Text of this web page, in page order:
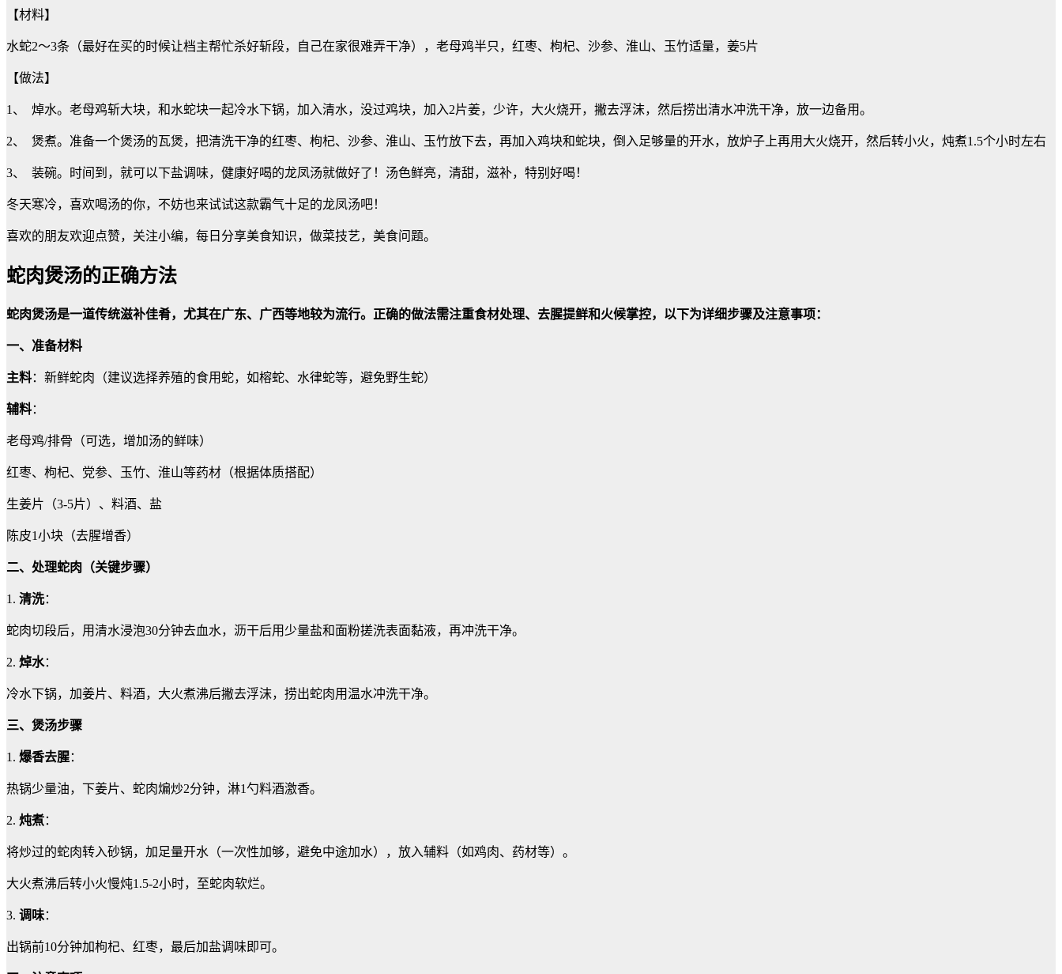
【材料】
水蛇2～3条（最好在买的时候让档主帮忙杀好斩段，自己在家很难弄干净），老母鸡半只，红枣、枸杞、沙参、淮山、玉竹适量，姜5片
【做法】
1、 焯水。老母鸡斩大块，和水蛇块一起冷水下锅，加入清水，没过鸡块，加入2片姜，少许，大火烧开，撇去浮沫，然后捞出清水冲洗干净，放一边备用。
2、 煲煮。准备一个煲汤的瓦煲，把清洗干净的红枣、枸杞、沙参、淮山、玉竹放下去，再加入鸡块和蛇块，倒入足够量的开水，放炉子上再用大火烧开，然后转小火，炖煮1.5个小时左右
3、 装碗。时间到，就可以下盐调味，健康好喝的龙凤汤就做好了！汤色鲜亮，清甜，滋补，特别好喝！
冬天寒冷，喜欢喝汤的你，不妨也来试试这款霸气十足的龙凤汤吧！
喜欢的朋友欢迎点赞，关注小编，每日分享美食知识，做菜技艺，美食问题。
蛇肉煲汤的正确方法
蛇肉煲汤是一道传统滋补佳肴，尤其在广东、广西等地较为流行。正确的做法需注重食材处理、去腥提鲜和火候掌控，以下为详细步骤及注意事项：
一、准备材料
主料：新鲜蛇肉（建议选择养殖的食用蛇，如榕蛇、水律蛇等，避免野生蛇）
辅料：
老母鸡/排骨（可选，增加汤的鲜味）
红枣、枸杞、党参、玉竹、淮山等药材（根据体质搭配）
生姜片（3-5片）、料酒、盐
陈皮1小块（去腥增香）
二、处理蛇肉（关键步骤）
1. 清洗：
蛇肉切段后，用清水浸泡30分钟去血水，沥干后用少量盐和面粉搓洗表面黏液，再冲洗干净。
2. 焯水：
冷水下锅，加姜片、料酒，大火煮沸后撇去浮沫，捞出蛇肉用温水冲洗干净。
三、煲汤步骤
1. 爆香去腥：
热锅少量油，下姜片、蛇肉煸炒2分钟，淋1勺料酒激香。
2. 炖煮：
将炒过的蛇肉转入砂锅，加足量开水（一次性加够，避免中途加水），放入辅料（如鸡肉、药材等）。
大火煮沸后转小火慢炖1.5-2小时，至蛇肉软烂。
3. 调味：
出锅前10分钟加枸杞、红枣，最后加盐调味即可。